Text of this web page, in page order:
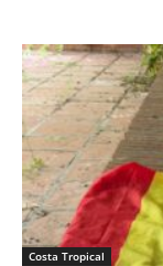
Costa Tropical